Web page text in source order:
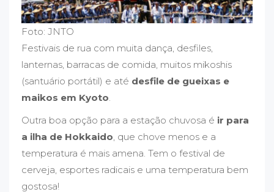
Foto: JNTO
Festivais de rua com muita dança, desfiles,
lanternas, barracas de comida, muitos mikoshis
(santuário portátil) e até desfile de gueixas e
maikos em Kyoto.
Outra boa opção para a estação chuvosa é ir para
a ilha de Hokkaido, que chove menos e a
temperatura é mais amena. Tem o festival de
cerveja, esportes radicais e uma temperatura bem
gostosa!